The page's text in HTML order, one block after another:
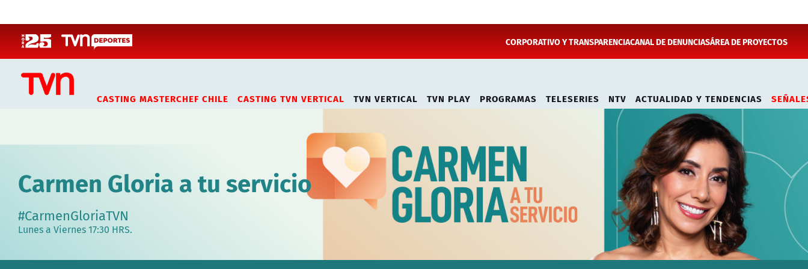
CORPORATIVO Y TRANSPARENCIACANAL DE DENUNCIASÁREA DE PROYECTOS
CASTING MASTERCHEF CHILE CASTING TVN VERTICAL TVN VERTICAL TVN PLAY PROGRAMAS TELESERIES NTV ACTUALIDAD Y TENDENCIAS
Carmen Gloria a tu servicio
#CarmenGloriaTVN
Lunes a Viernes 17:30 HRS.